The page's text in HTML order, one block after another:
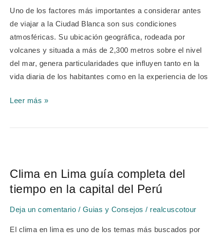
Uno de los factores más importantes a considerar antes
de viajar a la Ciudad Blanca son sus condiciones
atmosféricas. Su ubicación geográfica, rodeada por
volcanes y situada a más de 2,300 metros sobre el nivel
del mar, genera particularidades que influyen tanto en la
vida diaria de los habitantes como en la experiencia de los
actualizada
para
viajeros
y
locales
Leer más »
Clima en Lima guía completa del
tiempo en la capital del Perú
Deja un comentario / Guias y Consejos / realcuscotour
El clima en lima es uno de los temas más buscados por
Lima
guía
del
tiempo